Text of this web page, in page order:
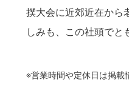
撲大会に近郊近在から
しみも、この社頭でと
※営業時間や定休日は掲載